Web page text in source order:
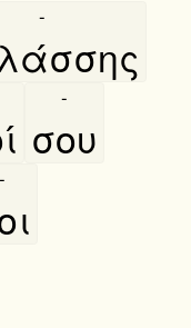
-
σου
-
-